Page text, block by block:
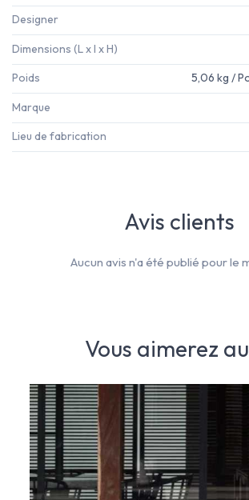
Designer
Dimensions (L x l x H)
Poids 5,06 kg /
Marque
Lieu de fabrication
Vous aimerez
Avis clients
Aucun avis n'a été publié pour le